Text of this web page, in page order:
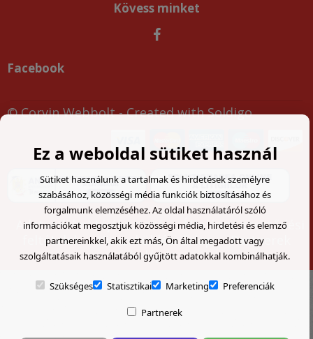
Kövess minket
Facebook
© Corvin Webbolt- Created withSoldigo
Adatvédelmi tájékoztató
Általános szerződési
feltételek
Visszaküldési űrlap
Partnerek
belépés
Ez a weboldal sütiket használ
Sütiket használunk a tartalmak és hirdetések személyre
szabásához, közösségi média funkciók biztosításához és
forgalmunk elemzéséhez. Az oldal használatáról szóló
információkat megosztjuk közösségi média, hirdetési és elemző
partnereinkkel, akik ezt más, Ön által megadott vagy
szolgáltatásaik használatából gyűjtött adatokkal kombinálhatják.
Szükséges Statisztikai Marketing Preferenciák
Partnerek